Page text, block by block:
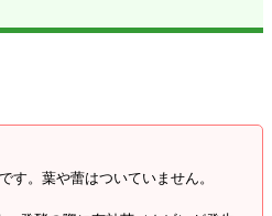
す。葉や蕾はついていません。